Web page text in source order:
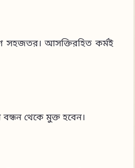
সহজতর। আসক্তিরহিত কর্মই
থেকে মুক্ত হবেন।